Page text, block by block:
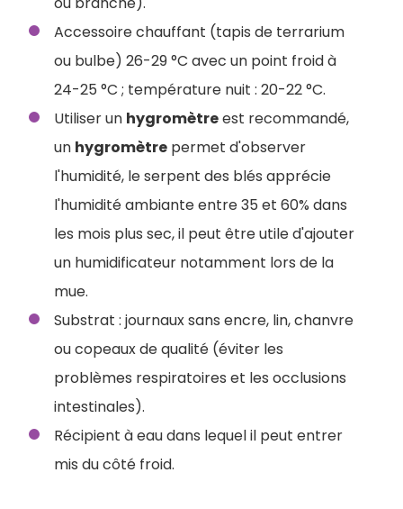
Accessoire chauffant (tapis de terrarium
ou bulbe) 26-29 °C avec un point froid à
24-25 °C ; température nuit : 20-22 °C.
Utiliser un hygromètreest recommandé,
un hygromètre permet d'observer
l'humidité, le serpent des blés apprécie
l'humidité ambiante entre 35 et 60% dans
les mois plus sec, il peut être utile d'ajouter
un humidificateur notamment lors de la
mue.
Substrat : journaux sans encre, lin, chanvre
ou copeaux de qualité (éviter les
problèmes respiratoires et les occlusions
intestinales).
Récipient à eau dans lequel il peut entrer
mis du côté froid.